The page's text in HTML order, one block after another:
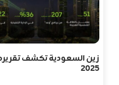
زين السعودية تكشف
2025